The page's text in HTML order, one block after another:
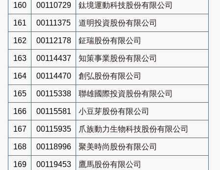
160 00110729 鈦境運動科技股份有限公司
161 00111375 道明投資股份有限公司
162 00112178 鉦瑞股份有限公司
163 00114437 知策事業股份有限公司
164 00114470 創弘股份有限公司
165 00115338 聯雄國際投資股份有限公司
166 00115581 小豆芽股份有限公司
167 00115935 爪族動力生物科技股份有限公司
168 00118996 聚美時尚股份有限公司
169 00119453 鷹馬股份有限公司